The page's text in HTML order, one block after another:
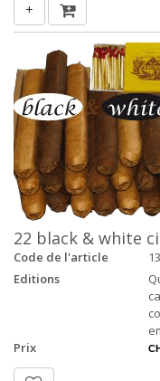
+
22 black & white
Code de l'article
Editions
Prix